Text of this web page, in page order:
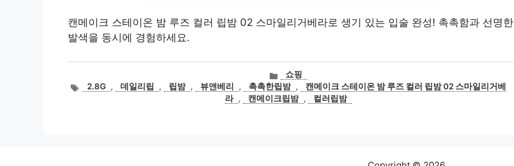
캔메이크 스테이온 밤 루즈 컬러 립밤 02 스마일리거베라로 생기 있는 입술 완성! 촉촉함과 선명한
발색을 동시에 경험하세요.
카
테
고
쇼핑
태2.8G , 데일리립 , 립밤 , 뷰앤베리 , 촉촉한립밤 ,
캔메이크 스테이온 밤 루즈 컬러 립밤 02 스마일리거베
라 , 캔메이크립밤 , 컬러립밤